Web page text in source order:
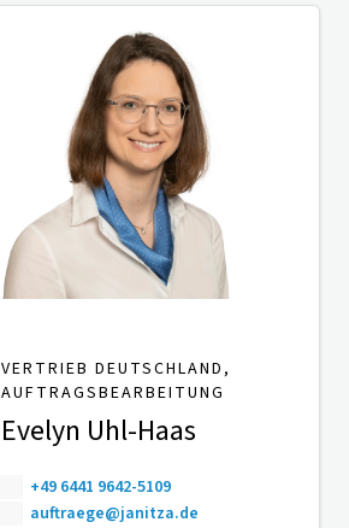
VERTRIEB DEUTSCHLAND,
AUFTRAGSBEARBEITUNG
Evelyn Uhl-Haas
+49 6441 9642-5109
auftraege@janitza.de